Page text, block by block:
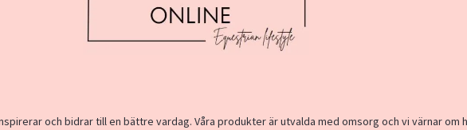
och bidrar till en bättre vardag. Våra produkter är utvalda med omsorg och vi värnar om